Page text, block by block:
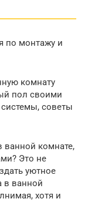
по монтажу и
комнату
пол своими
советы
ванной комнате,
Это не
уютное
в ванной
хотя и